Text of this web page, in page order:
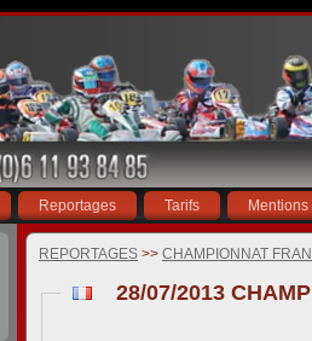
Reportages Tarifs
REPORTAGES >> CHAMPIONNAT
28/07/2013